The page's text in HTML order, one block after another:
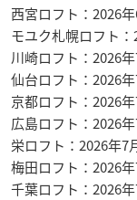
西宮ロフト：2026
モユク札幌ロフト：
川崎ロフト：2026
仙台ロフト：2026
京都ロフト：2026
広島ロフト：2026
栄ロフト：2026年7
梅田ロフト：2026
千葉ロフト：2026